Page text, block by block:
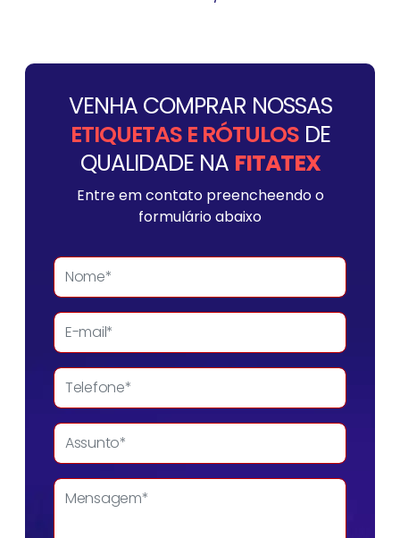
VENHA COMPRAR NOSSAS
ETIQUETAS E RÓTULOSDE
QUALIDADE NA FITATEX
Entre em contato preencheendo o
formulário abaixo